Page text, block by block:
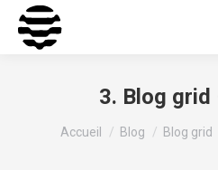
3. Blog
Vous êtes ici :
Accueil Blog Blog grid